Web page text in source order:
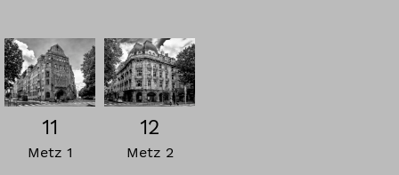
11
Metz 1
12
Metz 2